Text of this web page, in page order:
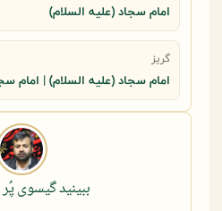
امام سجاد (علیه السلام)
گریز
امام سجاد (علیه السلام) | امام
ببینید گیسوی پُر